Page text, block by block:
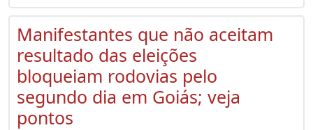
Manifestantes que não aceitam
resultado das eleições
bloqueiam rodovias pelo
segundo dia em Goiás; veja
pontos